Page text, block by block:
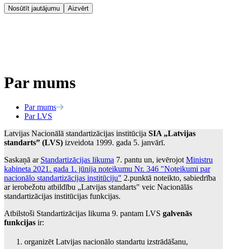
Nosūtīt jautājumu Aizvērt
Par mums
Par mums
Par LVS
Latvijas Nacionālā standartizācijas institūcija SIA „Latvijas
standarts” (LVS) izveidota 1999. gada 5. janvārī.
Saskaņā ar Standartizācijas likuma 7. pantu un, ievērojot Ministru
kabineta 2021. gada 1. jūnija noteikumu Nr. 346 "Noteikumi par
nacionālo standartizācijas institūciju" 2.punktā noteikto, sabiedrība
ar ierobežotu atbildību „Latvijas standarts" veic Nacionālās
standartizācijas institūcijas funkcijas.
Atbilstoši Standartizācijas likuma 9. pantam LVS galvenās
funkcijas ir:
organizēt Latvijas nacionālo standartu izstrādāšanu,